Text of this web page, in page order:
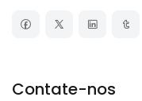
Contate-nos